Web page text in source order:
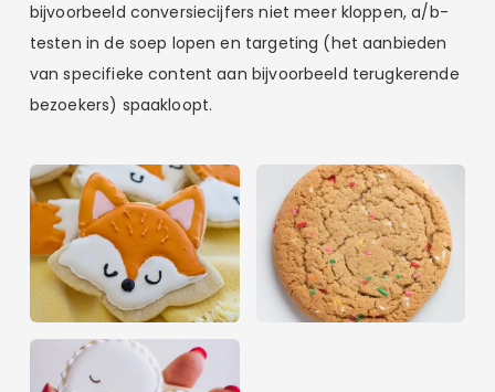
bijvoorbeeld conversiecijfers niet meer kloppen, a/b-
testen in de soep lopen en targeting (het aanbieden
van specifieke content aan bijvoorbeeld terugkerende
bezoekers) spaakloopt.